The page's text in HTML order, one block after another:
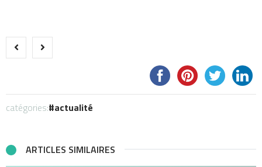
catégories: actualité
ARTICLES SIMILAIRES